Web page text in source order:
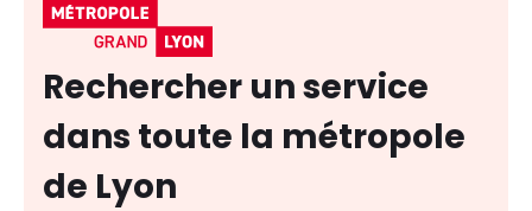
Rechercher un service
dans toute la métropole
de Lyon